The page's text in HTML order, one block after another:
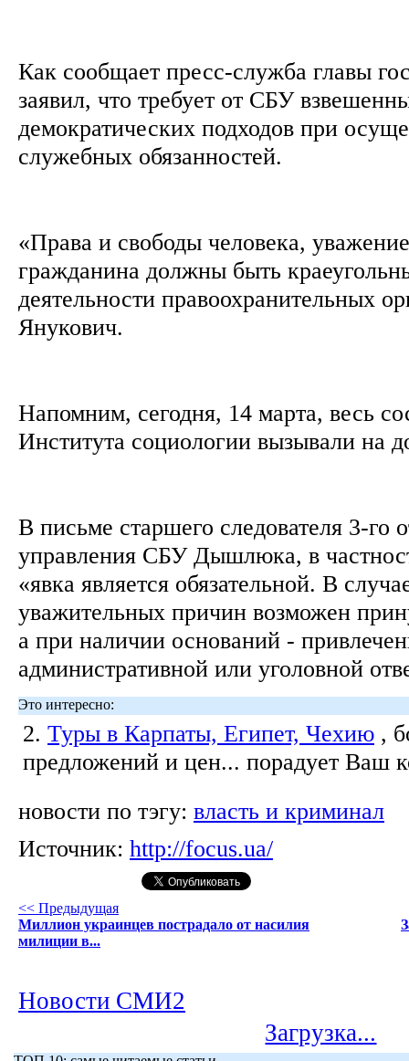
Как сообщает пресс-служба главы
заявил, что требует от СБУ
демократических подходов при
служебных обязанностей.
«Права и свободы человека,
гражданина должны быть
деятельности правоохранительных
Янукович.
Напомним, сегодня, 14 марта, весь
Института социологии вызывали на
В письме старшего следователя 3-го
управления СБУ Дышлюка, в
«явка является обязательной. В
уважительных причин возможен
а при наличии оснований -
административной или уголовной
Это интересно:
2. Туры в Карпаты, Египет, Чехию ,
предложений и цен... порадует Ваш
новости по тэгу: власть и криминал
Источник: http://focus.ua/
<< Предыдущая
Миллион украинцев пострадало от насилия
милиции в...
Новости СМИ2
Загрузка...